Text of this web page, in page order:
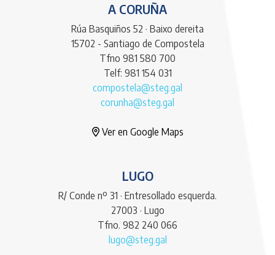
A CORUÑA
Rúa Basquiños 52 · Baixo dereita
15702 - Santiago de Compostela
Tfno 981 580 700
Telf: 981 154 031
compostela@steg.gal
corunha@steg.gal
Ver en Google Maps
LUGO
R/ Conde nº 31 · Entresollado esquerda.
27003 · Lugo
Tfno. 982 240 066
lugo@steg.gal